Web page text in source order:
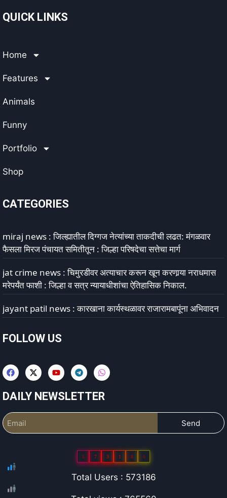
QUICK LINKS
Home
Features
Animals
Funny
Portfolio
Shop
CATEGORIES
miraj news : जिल्ह्यातील दिग्गज नेत्यांच्या ताकदीची लढत: मंगळवार
फैसला मिरज पंचायत समितीतून : जिल्हा परिषदेचा सत्तेचा मार्ग
jat crime news : चिमुरडीवर अत्याचार करून खून करणार्‍या नराधमास
मरेपर्यंत फाशी : जिल्हा व सत्र न्यायाधीशांचा ऐतिहासिक निकाल.
jayant patil news : कारखाना कार्यस्थळावर राजारामबापूंना अभिवादन
FOLLOW US
DAILY NEWSLETTER
Send
5 7 3 1 8 6
Total Users : 573186